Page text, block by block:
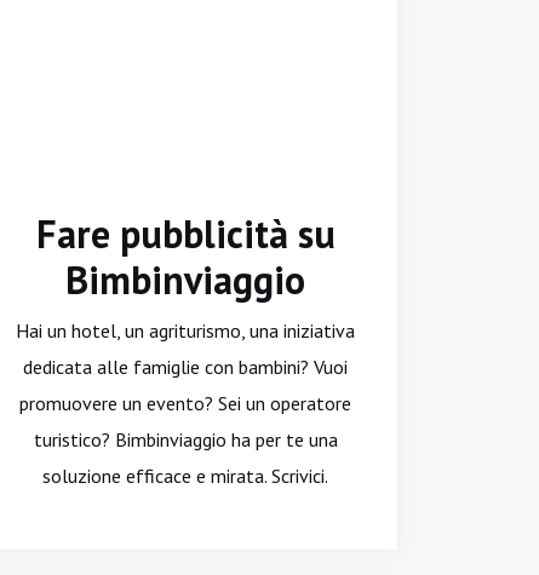
Fare pubblicità su
Bimbinviaggio
Hai un hotel, un agriturismo, una iniziativa
dedicata alle famiglie con bambini? Vuoi
promuovere un evento? Sei un operatore
turistico? Bimbinviaggio ha per te una
soluzione efficace e mirata. Scrivici.